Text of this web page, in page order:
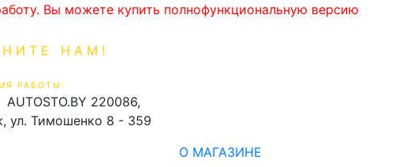
Вы можете купить полнофункциональную версию
НАМ!
РАБОТЫ:
AUTOSTO.BY 220086,
ул. Тимошенко 8 - 359
О МАГАЗИНЕ